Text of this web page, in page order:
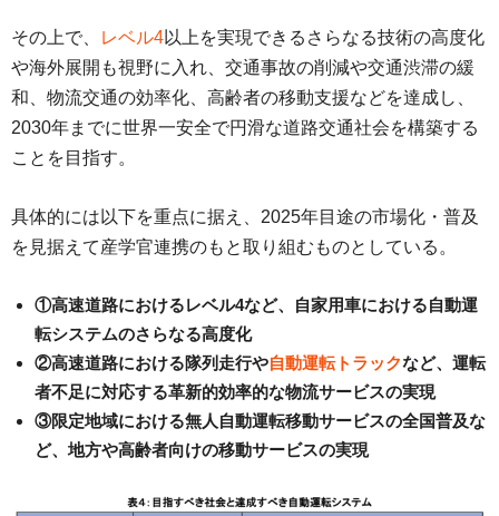
その上で、 レベル4以上を実現できるさらなる技術の高度化
や海外展開も視野に入れ、交通事故の削減や交通渋滞の緩
和、物流交通の効率化、高齢者の移動支援などを達成し、
2030年までに世界一安全で円滑な道路交通社会を構築する
ことを目指す。
具体的には以下を重点に据え、2025年目途の市場化・普及
を見据えて産学官連携のもと取り組むものとしている。
①高速道路におけるレベル4など、自家用車における自動運
転システムのさらなる高度化
②高速道路における隊列走行や自動運転トラックなど、運転
者不足に対応する革新的効率的な物流サービスの実現
③限定地域における無人自動運転移動サービスの全国普及な
ど、地方や高齢者向けの移動サービスの実現